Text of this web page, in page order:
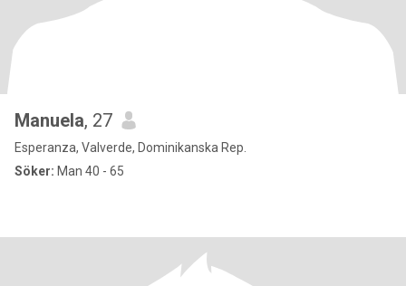
Manuela, 27
Esperanza, Valverde, Dominikanska Rep.
Söker: Man 40 - 65